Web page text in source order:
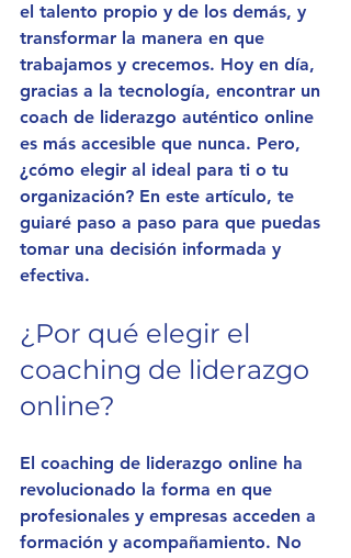
el talento propio y de los demás, y
transformar la manera en que
trabajamos y crecemos. Hoy en día,
gracias a la tecnología, encontrar un
coach de liderazgo auténtico online
es más accesible que nunca. Pero,
¿cómo elegir al ideal para ti o tu
organización? En este artículo, te
guiaré paso a paso para que puedas
tomar una decisión informada y
efectiva.
¿Por qué elegir el
coaching de liderazgo
online?
El coaching de liderazgo online ha
revolucionado la forma en que
profesionales y empresas acceden a
formación y acompañamiento. No